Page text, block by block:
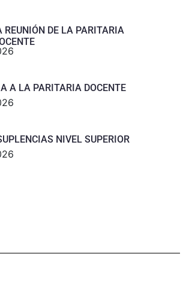
REUNIÓN DE LA PARITARIA
A LA PARITARIA DOCENTE
NIVEL SUPERIOR